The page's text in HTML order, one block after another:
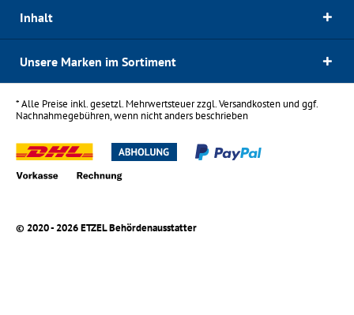
Inhalt
Unsere Marken im Sortiment
* Alle Preise inkl. gesetzl. Mehrwertsteuer zzgl.Versandkostenund ggf.
Nachnahmegebühren, wenn nicht anders beschrieben
© 2020 - 2026 ETZEL Behördenausstatter